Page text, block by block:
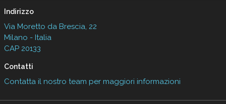
Indirizzo
Via Moretto da Brescia, 22
Milano - Italia
CAP 20133
Contatti
Contatta il nostro team per maggiori informazioni